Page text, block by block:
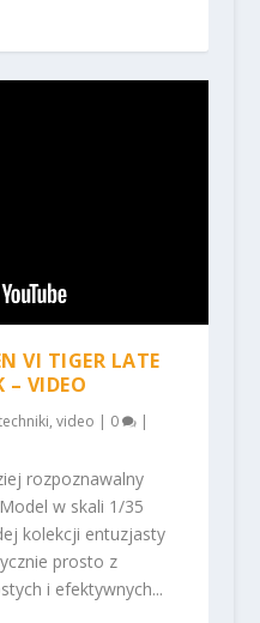
VI TIGER LATE
– VIDEO
, video | 0 |
rozpoznawalny
w skali 1/35
kolekcji entuzjasty
prosto z
i efektywnych...